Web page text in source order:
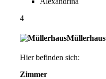
4
Müllerhaus
Hier befinden sich:
Zimmer